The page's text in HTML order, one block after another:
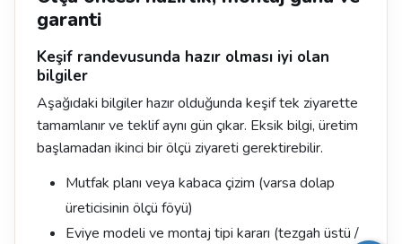
garanti
Keşif randevusunda hazır olması iyi olan
bilgiler
Aşağıdaki bilgiler hazır olduğunda keşif tek ziyarette
tamamlanır ve teklif aynı gün çıkar. Eksik bilgi, üretim
başlamadan ikinci bir ölçü ziyareti gerektirebilir.
Mutfak planı veya kabaca çizim (varsa dolap
üreticisinin ölçü föyü)
Eviye modeli ve montaj tipi kararı (tezgah üstü /